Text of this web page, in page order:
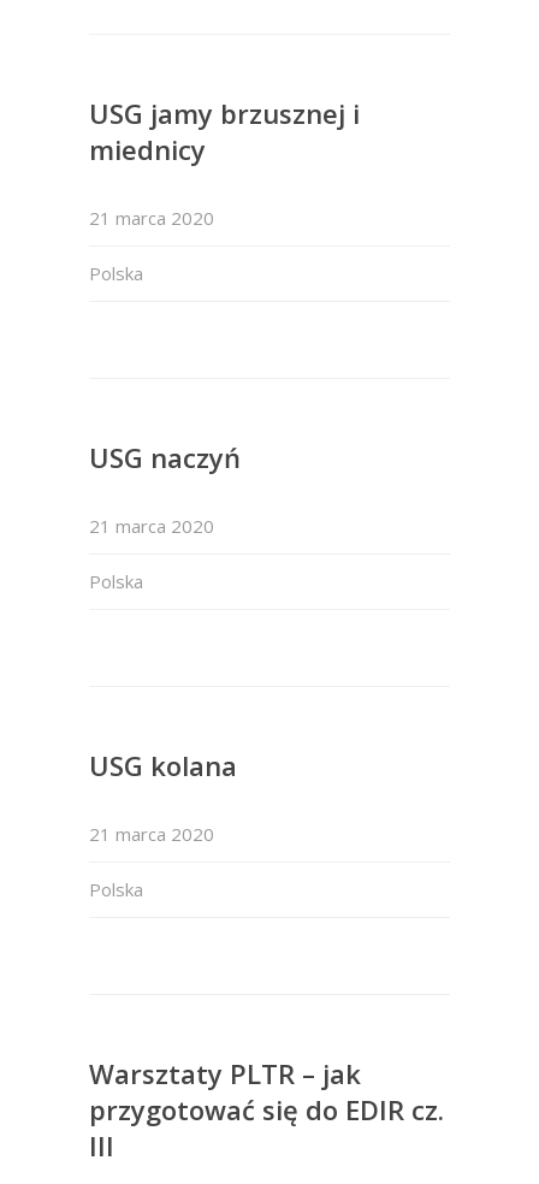
USG jamy brzusznej i
miednicy
21 marca 2020
Polska
USG naczyń
21 marca 2020
Polska
USG kolana
21 marca 2020
Polska
Warsztaty PLTR – jak
przygotować się do EDIR cz.
III